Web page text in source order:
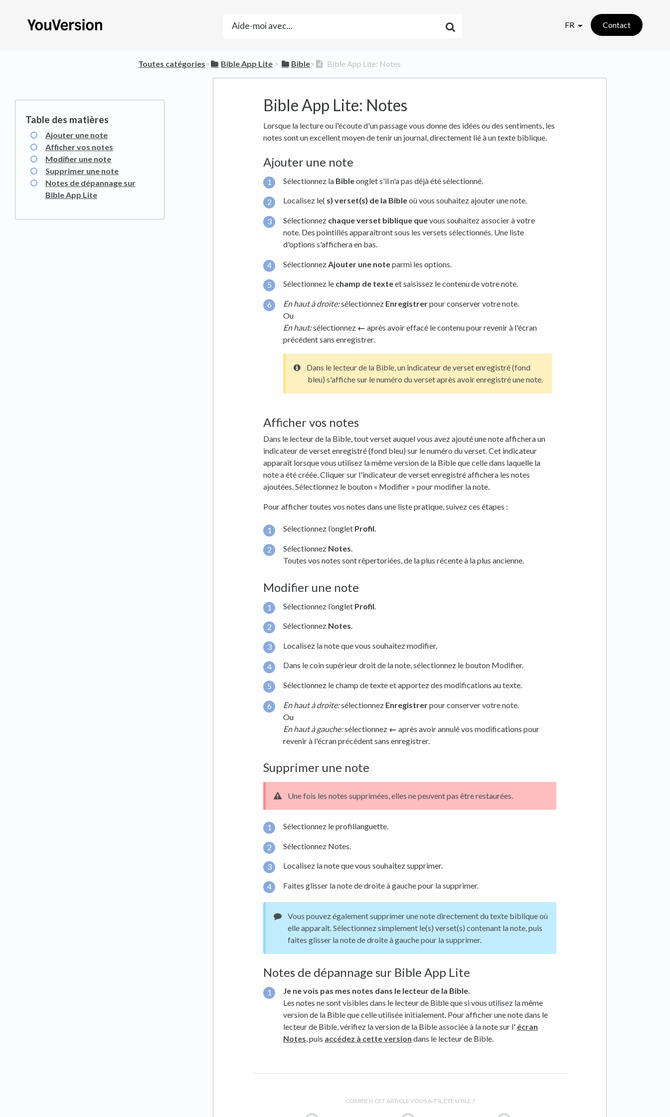
FR Contact
Toutes catégories​>​ ​Bible App Lite ​ > ​ ​Bible​>​ Bible App Lite: Notes
Bible App Lite: Notes
Ajouter une note
Afficher vos notes
Modifier une note
Supprimer une note
Notes de dépannage sur
Bible App Lite
Lorsque la lecture ou l'écoute d'un passage vous donne des idées ou des sentiments, les
notes sont un excellent moyen de tenir un journal, directement lié à un texte biblique.
Ajouter une note
Sélectionnez la Bibleonglet s'il n'a pas déjà été sélectionné.
Localisez le( s) verset(s) de la Bibleoù vous souhaitez ajouter une note.
Sélectionnez chaque verset biblique quevous souhaitez associer à votre
note. Des pointillés apparaîtront sous les versets sélectionnés. Une liste
d'options s'affichera en bas.
Sélectionnez Ajouter une noteparmi les options.
Sélectionnez le champ de texteet saisissez le contenu de votre note.
En haut à droite:sélectionnez Enregistrerpour conserver votre note.
Ou
En haut:sélectionnez ← après avoir effacé le contenu pour revenir à l'écran
précédent sans enregistrer.
Dans le lecteur de la Bible, un indicateur de verset enregistré (fond
bleu) s'affiche sur le numéro du verset après avoir enregistré une note.
Afficher vos notes
Dans le lecteur de la Bible, tout verset auquel vous avez ajouté une note affichera un
indicateur de verset enregistré (fond bleu) sur le numéro du verset. Cet indicateur
apparaît lorsque vous utilisez la même version de la Bible que celle dans laquelle la
note a été créée. Cliquer sur l'indicateur de verset enregistré affichera les notes
ajoutées. Sélectionnez le bouton « Modifier » pour modifier la note.
Pour afficher toutes vos notes dans une liste pratique, suivez ces étapes :
Sélectionnez l’onglet Profil.
Sélectionnez Notes.
Toutes vos notes sont répertoriées, de la plus récente à la plus ancienne.
Modifier une note
Sélectionnez l’onglet Profil
Sélectionnez Notes.
Localisez la note que vous souhaitez modifier.
Dans le coin supérieur droit de la note, sélectionnez le bouton Modifier.
Sélectionnez le champ de texte et apportez des modifications au texte.
En haut à droite:sélectionnez Enregistrerpour conserver votre note.
Ou
En haut à gauche:sélectionnez ← après avoir annulé vos modifications pour
revenir à l'écran précédent sans enregistrer.
Supprimer une note
Une fois les notes supprimées, elles ne peuvent pas être restaurées.
Sélectionnez le profillanguette.
Sélectionnez Notes.
Localisez la note que vous souhaitez supprimer.
Faites glisser la note de droite à gauche pour la supprimer.
Vous pouvez également supprimer une note directement du texte biblique où
elle apparaît. Sélectionnez simplement le(s) verset(s) contenant la note, puis
faites glisser la note de droite à gauche pour la supprimer.
Notes de dépannage sur Bible App Lite
Je ne vois pas mes notes dans le lecteur de la Bible.
Les notes ne sont visibles dans le lecteur de Bible que si vous utilisez la même
version de la Bible que celle utilisée initialement. Pour afficher une note dans le
lecteur de Bible, vérifiez la version de la Bible associée à la note sur l' écran
Notes, puis accédez à cette version dans le lecteur de Bible.
COMBIEN CET ARTICLE VOUS A-T'IL ÉTÉ UTILE ?